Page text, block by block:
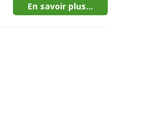
En savoir plus...